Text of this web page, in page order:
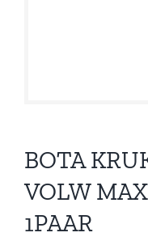
BOTA
VOLW
1PAAR